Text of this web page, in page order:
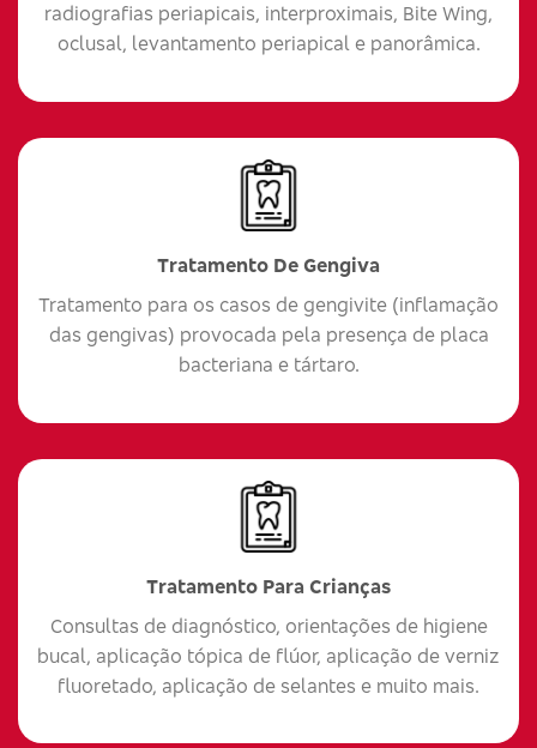
radiografias periapicais, interproximais, Bite Wing,
oclusal, levantamento periapical e panorâmica.
Tratamento De Gengiva
Tratamento para os casos de gengivite (inflamação
das gengivas) provocada pela presença de placa
bacteriana e tártaro.
Tratamento Para Crianças
Consultas de diagnóstico, orientações de higiene
bucal, aplicação tópica de flúor, aplicação de verniz
fluoretado, aplicação de selantes e muito mais.